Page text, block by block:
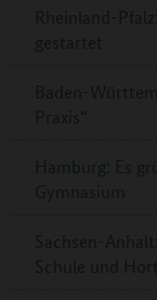
Rheinland-
gestartet
Baden-
Praxis“
Hamburg: Es
Gymnasium
Sachsen-
Schule und